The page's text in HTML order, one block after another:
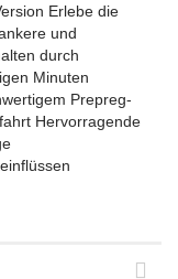
Erlebe die
und
durch
Minuten
Prepreg-
Hervorragende